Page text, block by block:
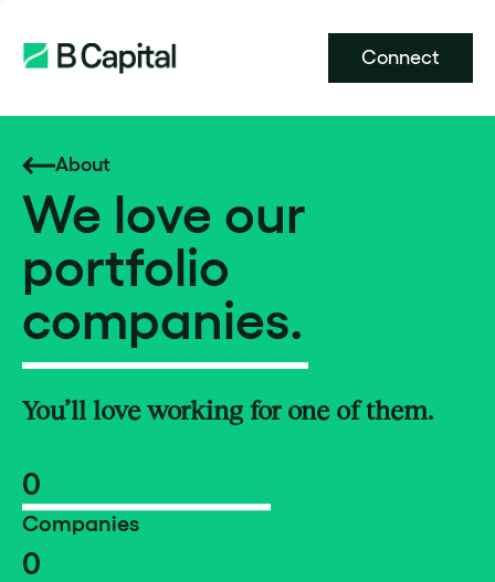
Connect
About
We love our
portfolio
companies.
You’ll love working for one of them.
0
Companies
0